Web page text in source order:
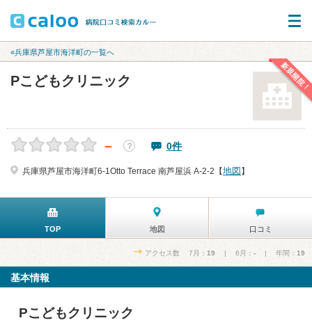
«兵庫県芦屋市海洋町の一覧へ
新規開院！
Pこどもクリニック
－ ？ 0件
兵庫県芦屋市海洋町6-1Otto Terrace 南芦屋浜 A-2-2【地図 】
TOP 地図 口コミ
アクセス数 7月： 19 | 6月： - | 年間： 19
基本情報
Pこどもクリニック